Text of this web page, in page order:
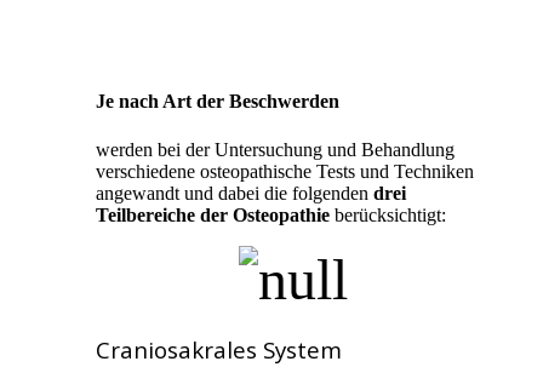
Je nach Art der Beschwerden
werden bei der Untersuchung und Behandlung
verschiedene osteopathische Tests und Techniken
angewandt und dabei die folgenden drei
Teilbereiche der Osteopathieberücksichtigt:
Craniosakrales System